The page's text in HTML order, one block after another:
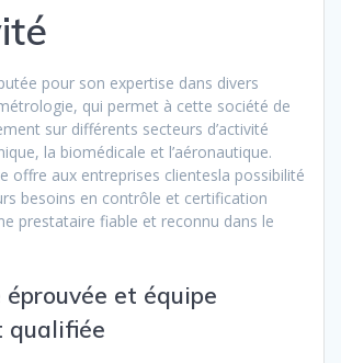
pour son expertise dans divers
qui permet à cette société de
sur différents secteurs d’activité
la biomédicale et l’aéronautique.
offre aux entreprises clientesla possibilité
besoins en contrôle et certification
prestataire fiable et reconnu dans le
éprouvée et équipe
qualifiée